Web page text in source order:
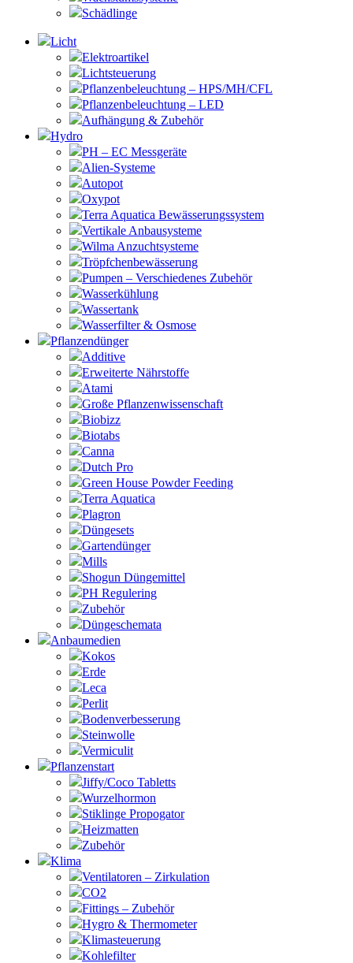
Schädlinge
Licht
Elektroartikel
Lichtsteuerung
Pflanzenbeleuchtung – HPS/MH/CFL
Pflanzenbeleuchtung – LED
Aufhängung & Zubehör
Hydro
PH – EC Messgeräte
Alien-Systeme
Autopot
Oxypot
Terra Aquatica Bewässerungssystem
Vertikale Anbausysteme
Wilma Anzuchtsysteme
Tröpfchenbewässerung
Pumpen – Verschiedenes Zubehör
Wasserkühlung
Wassertank
Wasserfilter & Osmose
Pflanzendünger
Additive
Erweiterte Nährstoffe
Atami
Große Pflanzenwissenschaft
Biobizz
Biotabs
Canna
Dutch Pro
Green House Powder Feeding
Terra Aquatica
Plagron
Düngesets
Gartendünger
Mills
Shogun Düngemittel
PH Regulering
Zubehör
Düngeschemata
Anbaumedien
Kokos
Erde
Leca
Perlit
Bodenverbesserung
Steinwolle
Vermiculit
Pflanzenstart
Jiffy/Coco Tabletts
Wurzelhormon
Stiklinge Propogator
Heizmatten
Zubehör
Klima
Ventilatoren – Zirkulation
CO2
Fittings – Zubehör
Hygro & Thermometer
Klimasteuerung
Kohlefilter